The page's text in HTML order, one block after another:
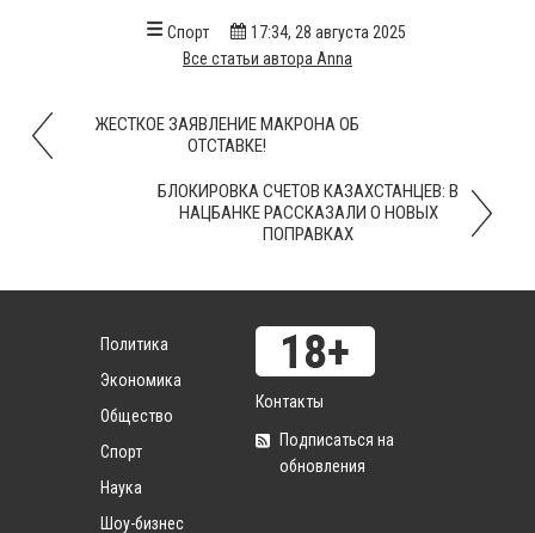
Спорт
17:34, 28 августа 2025
Все статьи автора Anna
ЖЕСТКОЕ ЗАЯВЛЕНИЕ МАКРОНА ОБ
ОТСТАВКЕ!
БЛОКИРОВКА СЧЕТОВ КАЗАХСТАНЦЕВ: В
НАЦБАНКЕ РАССКАЗАЛИ О НОВЫХ
ПОПРАВКАХ
Политика
Экономика
Общество
Спорт
Наука
Шоу-бизнес
Контакты
Подписаться на
обновления